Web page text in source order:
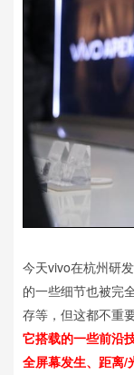
今天vivo在杭州研
的一些细节也被完
存等，但这都不重
它搭载的一些前沿
全屏幕发生、距离/